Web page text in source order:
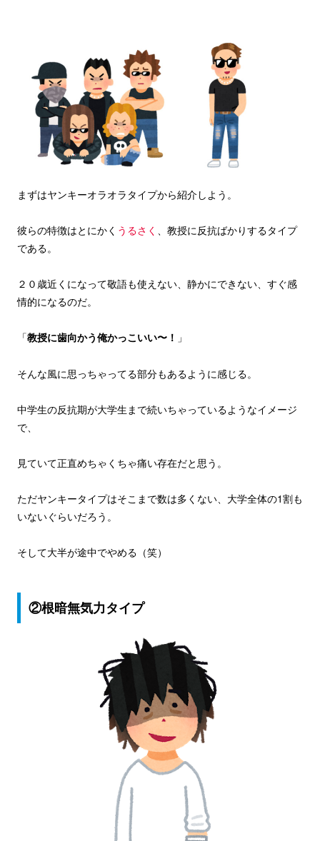
まずはヤンキーオラオラタイプから紹介しよう。
彼らの特徴はとにかく うるさく 、教授に反抗ばかりするタイプ
である。
２０歳近くになって敬語も使えない、静かにできない、すぐ感
情的になるのだ。
「教授に歯向かう俺かっこいい〜！ 」
そんな風に思っちゃってる部分もあるように感じる。
中学生の反抗期が大学生まで続いちゃっているようなイメージ
で、
見ていて正直めちゃくちゃ痛い存在だと思う。
ただヤンキータイプはそこまで数は多くない、大学全体の1割も
いないぐらいだろう。
そして大半が途中でやめる（笑）
②根暗無気力タイプ